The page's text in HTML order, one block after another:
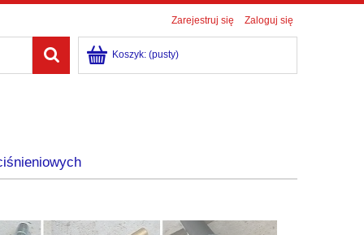
Zarejestruj się Zaloguj się
Koszyk: (pusty)